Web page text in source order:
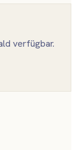
verfügbar.